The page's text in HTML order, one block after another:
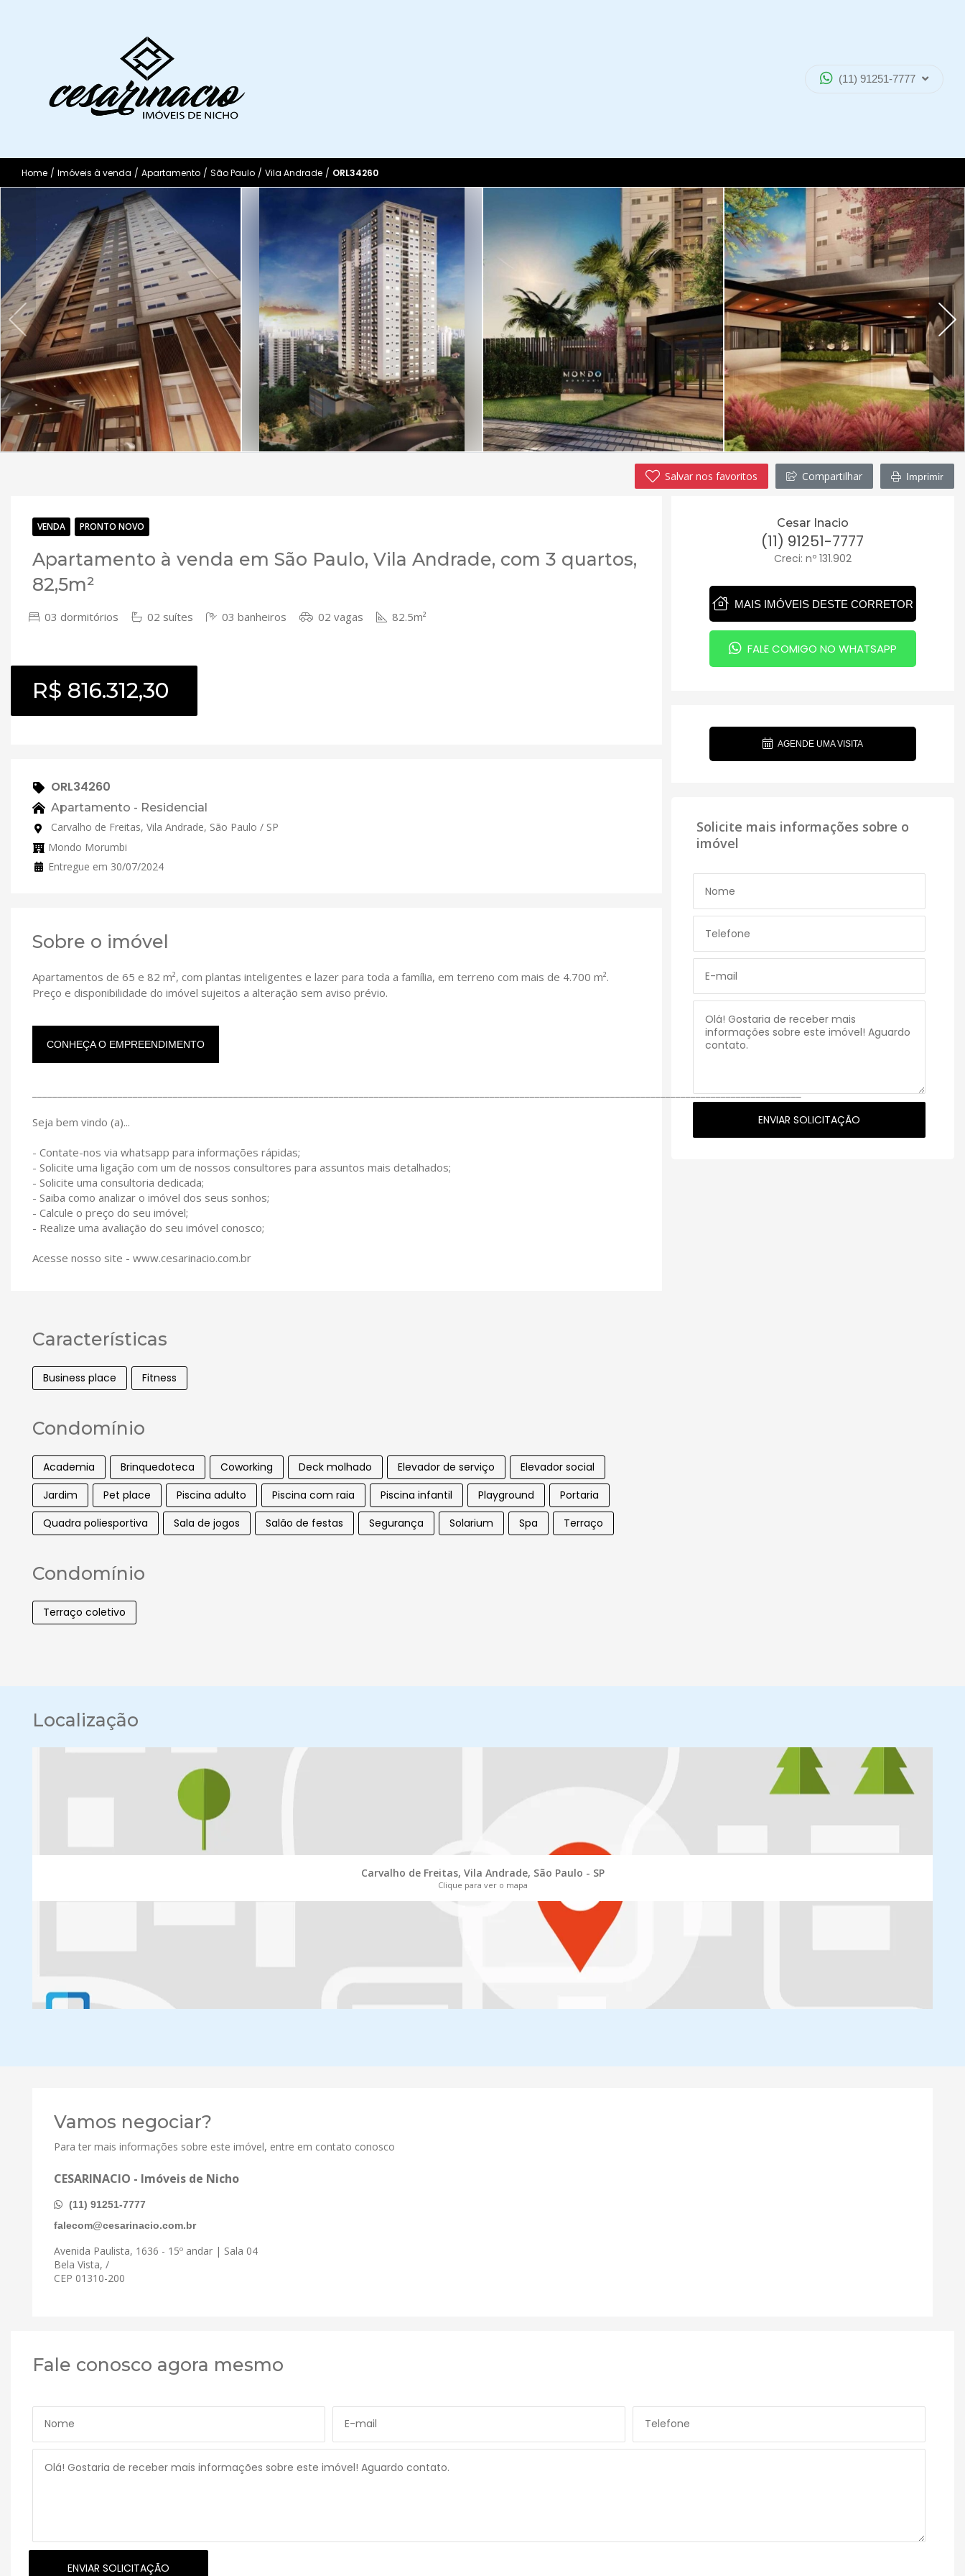
(11) 91251-7777
Home / Imóveis à venda / Apartamento / São Paulo / Vila Andrade / ORL34260
Salvar nos favoritos Compartilhar Imprimir
VENDA PRONTO NOVO
Apartamento à venda em São Paulo, Vila Andrade, com 3 quartos,
82,5m²
03 dormitórios 02 suítes 03 banheiros 02 vagas 82.5m²
R$ 816.312,30
ORL34260
Apartamento - Residencial
Carvalho de Freitas, Vila Andrade, São Paulo / SP
Mondo Morumbi
Entregue em 30/07/2024
Sobre o imóvel
Apartamentos de 65 e 82 m², com plantas inteligentes e lazer para toda a família, em terreno com mais de 4.700 m².
Preço e disponibilidade do imóvel sujeitos a alteração sem aviso prévio.
CONHEÇA O EMPREENDIMENTO
_________________________________________________________________________________________________________________________________________________________
Seja bem vindo (a)...
- Contate-nos via whatsapp para informações rápidas;
- Solicite uma ligação com um de nossos consultores para assuntos mais detalhados;
- Solicite uma consultoria dedicada;
- Saiba como analizar o imóvel dos seus sonhos;
- Calcule o preço do seu imóvel;
- Realize uma avaliação do seu imóvel conosco;
Acesse nosso site - www.cesarinacio.com.br
Características
Business place Fitness
Condomínio
Academia Brinquedoteca Coworking Deck molhado Elevador de serviço
Elevador social
Jardim
Pet place Piscina adulto Piscina com raia Piscina infantil Playground
Portaria
Quadra poliesportiva
Sala de jogos Salão de festas Segurança Solarium Spa Terraço
Condomínio
Terraço coletivo
Cesar Inacio
(11) 91251-7777
Creci: nº 131.902
MAIS IMÓVEIS DESTE CORRETOR
FALE COMIGO NO WHATSAPP
AGENDE UMA VISITA
Solicite mais informações sobre o
imóvel
Localização
Carvalho de Freitas, Vila Andrade, São Paulo - SP
Clique para ver o mapa
Vamos negociar?
Para ter mais informações sobre este imóvel, entre em contato conosco
CESARINACIO - Imóveis de Nicho
(11) 91251-7777
falecom@cesarinacio.com.br
Avenida Paulista, 1636 - 15º andar | Sala 04
Bela Vista, /
CEP 01310-200
Fale conosco agora mesmo